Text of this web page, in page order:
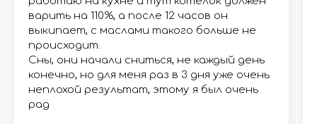
варить на 110%, а после 12 часов он
выкипает, с маслами такого больше не
происходит.
Сны, они начали сниться, не каждый день
конечно, но для меня раз в 3 дня уже очень
неплохой результат, этому я был очень
рад